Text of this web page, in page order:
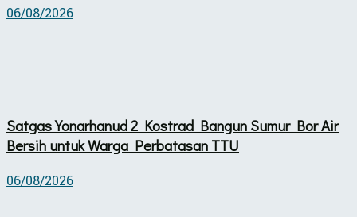
06/08/2026
Satgas Yonarhanud 2 Kostrad Bangun Sumur Bor Air
Bersih untuk Warga Perbatasan TTU
06/08/2026